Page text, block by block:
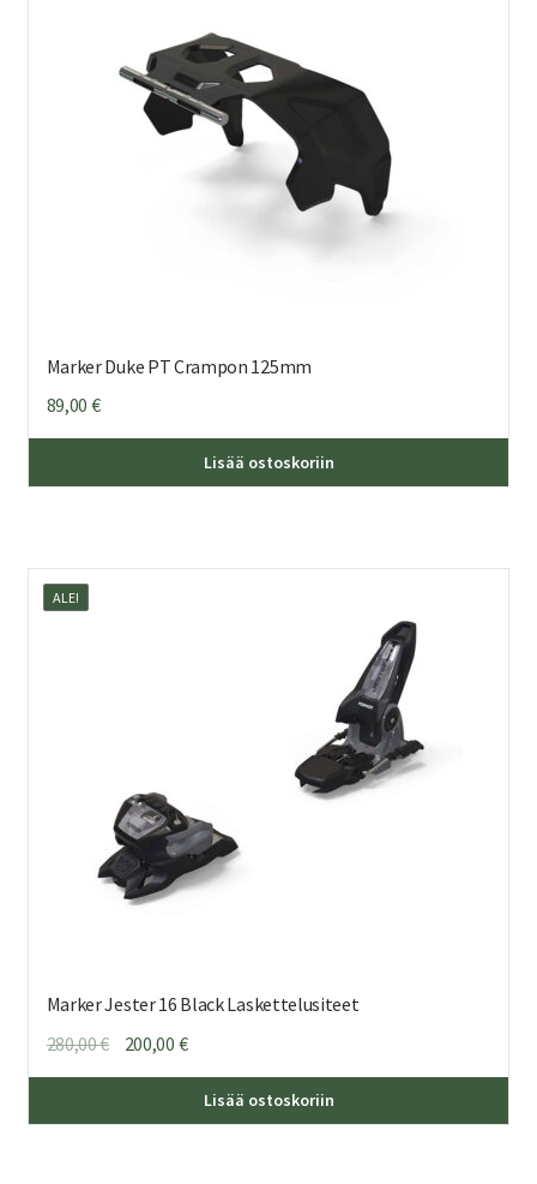
Marker Duke PT Crampon 125mm
89,00 €
Lisää ostoskoriin
Marker Jester 16 Black Laskettelusiteet
ALE!
280,00€ Alkuperäinen
280,00 €.
200,00 €Nykyinen
on:
200,00 €.
Lisää ostoskoriin